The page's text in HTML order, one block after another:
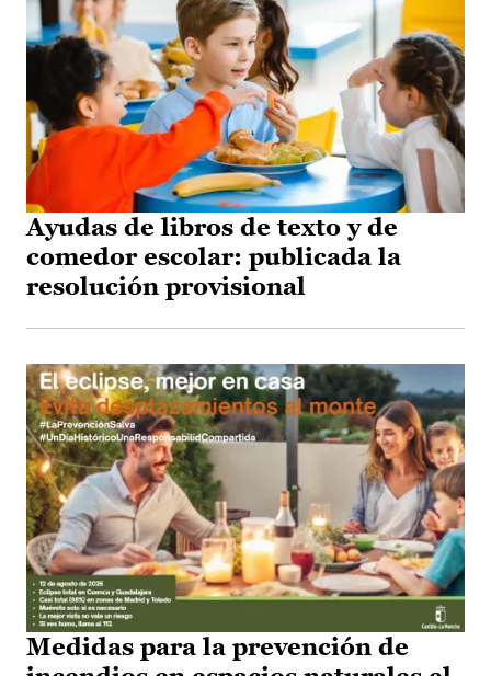
Ayudas de libros de texto y de
comedor escolar: publicada la
resolución provisional
Medidas para la prevención de